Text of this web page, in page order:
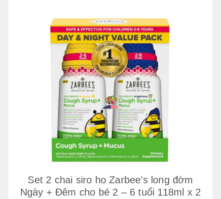
Set 2 chai siro ho Zarbee’s long đờm
Ngày + Đêm cho bé 2 – 6 tuổi 118ml x 2